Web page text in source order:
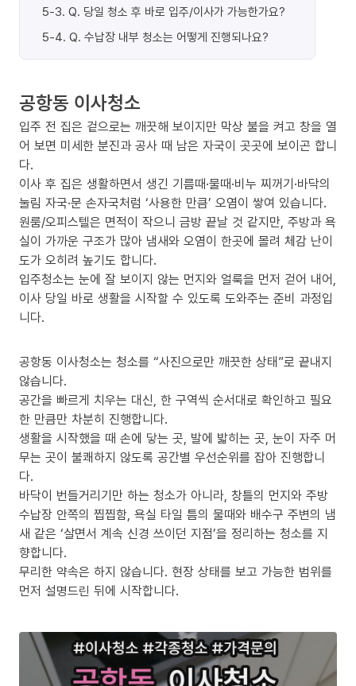
5-3. Q. 당일 청소 후 바로 입주/이사가 가능한가요?
5-4. Q. 수납장 내부 청소는 어떻게 진행되나요?
공항동 이사청소
입주 전 집은 겉으로는 깨끗해 보이지만 막상 불을 켜고 창을 열
어 보면 미세한 분진과 공사 때 남은 자국이 곳곳에 보이곤 합니
다.
이사 후 집은 생활하면서 생긴 기름때·물때·비누 찌꺼기·바닥의
눌림 자국·문 손자국처럼 ‘사용한 만큼’ 오염이 쌓여 있습니다.
원룸/오피스텔은 면적이 작으니 금방 끝날 것 같지만, 주방과 욕
실이 가까운 구조가 많아 냄새와 오염이 한곳에 몰려 체감 난이
도가 오히려 높기도 합니다.
입주청소는 눈에 잘 보이지 않는 먼지와 얼룩을 먼저 걷어 내어,
이사 당일 바로 생활을 시작할 수 있도록 도와주는 준비 과정입
니다.
공항동 이사청소는 청소를 “사진으로만 깨끗한 상태”로 끝내지
않습니다.
공간을 빠르게 치우는 대신, 한 구역씩 순서대로 확인하고 필요
한 만큼만 차분히 진행합니다.
생활을 시작했을 때 손에 닿는 곳, 발에 밟히는 곳, 눈이 자주 머
무는 곳이 불쾌하지 않도록 공간별 우선순위를 잡아 진행합니
다.
바닥이 번들거리기만 하는 청소가 아니라, 창틀의 먼지와 주방
수납장 안쪽의 찝찝함, 욕실 타일 틈의 물때와 배수구 주변의 냄
새 같은 ‘살면서 계속 신경 쓰이던 지점’을 정리하는 청소를 지
향합니다.
무리한 약속은 하지 않습니다. 현장 상태를 보고 가능한 범위를
먼저 설명드린 뒤에 시작합니다.